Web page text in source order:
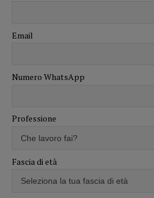
Email
Numero WhatsApp
Professione
Fascia di età